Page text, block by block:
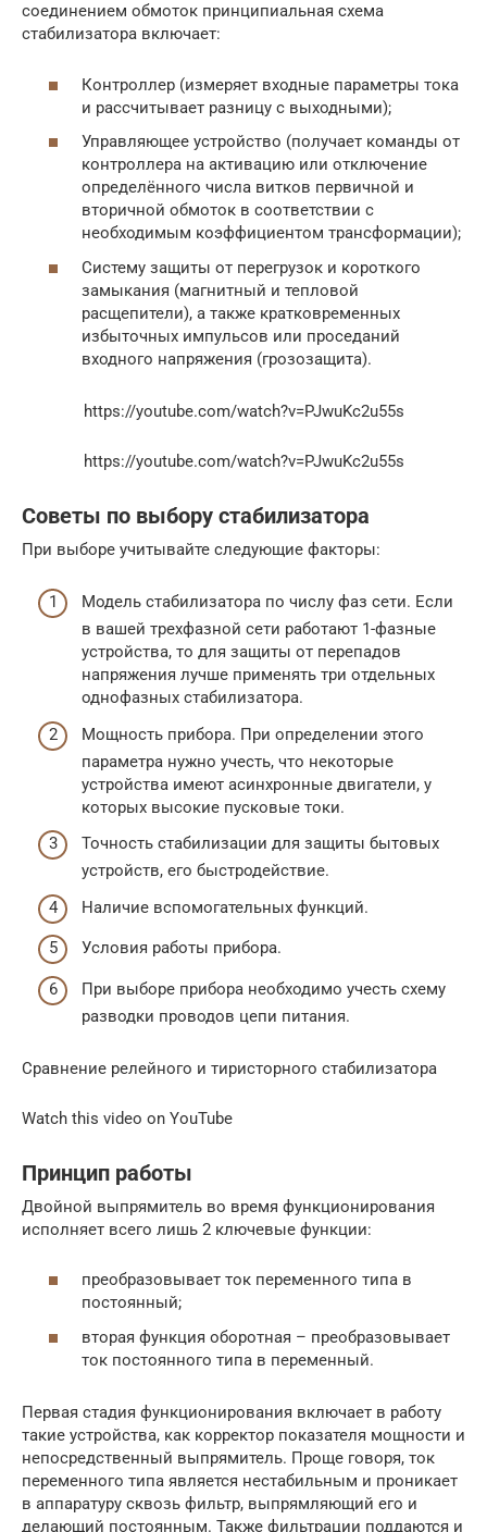
соединением обмоток принципиальная схема
стабилизатора включает:
Контроллер (измеряет входные параметры тока
и рассчитывает разницу с выходными);
Управляющее устройство (получает команды от
контроллера на активацию или отключение
определённого числа витков первичной и
вторичной обмоток в соответствии с
необходимым коэффициентом трансформации);
Систему защиты от перегрузок и короткого
замыкания (магнитный и тепловой
расщепители), а также кратковременных
избыточных импульсов или проседаний
входного напряжения (грозозащита).
https://youtube.com/watch?v=PJwuKc2u55s
https://youtube.com/watch?v=PJwuKc2u55s
Советы по выбору стабилизатора
При выборе учитывайте следующие факторы:
Модель стабилизатора по числу фаз сети. Если
в вашей трехфазной сети работают 1-фазные
устройства, то для защиты от перепадов
напряжения лучше применять три отдельных
однофазных стабилизатора.
Мощность прибора. При определении этого
параметра нужно учесть, что некоторые
устройства имеют асинхронные двигатели, у
которых высокие пусковые токи.
Точность стабилизации для защиты бытовых
устройств, его быстродействие.
Наличие вспомогательных функций.
Условия работы прибора.
При выборе прибора необходимо учесть схему
разводки проводов цепи питания.
Сравнение релейного и тиристорного стабилизатора
Watch this video on YouTube
Принцип работы
Двойной выпрямитель во время функционирования
исполняет всего лишь 2 ключевые функции:
преобразовывает ток переменного типа в
постоянный;
вторая функция оборотная – преобразовывает
ток постоянного типа в переменный.
Первая стадия функционирования включает в работу
такие устройства, как корректор показателя мощности и
непосредственный выпрямитель. Проще говоря, ток
переменного типа является нестабильным и проникает
в аппаратуру сквозь фильтр, выпрямляющий его и
делающий постоянным. Также фильтрации поддаются и